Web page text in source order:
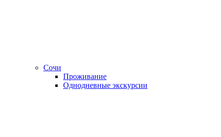
Сочи
Проживание
Однодневные экскурсии